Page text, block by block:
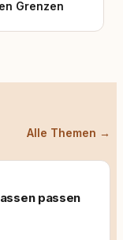
Grenzen
Alle Themen →
passen